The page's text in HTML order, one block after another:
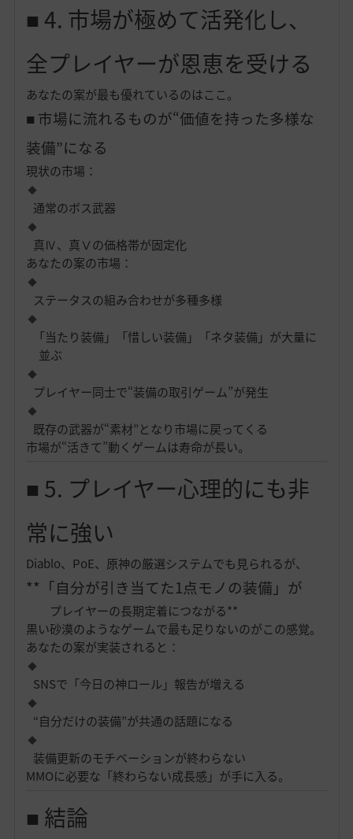
■ 4. 市場が極めて活発化し、
全プレイヤーが恩恵を受ける
あなたの案が最も優れているのはここ。
■ 市場に流れるものが“価値を持った多様な
装備”になる
現状の市場：
通常のボス武器
真Ⅳ、真Ⅴの価格帯が固定化
あなたの案の市場：
ステータスの組み合わせが多種多様
「当たり装備」「惜しい装備」「ネタ装備」が大量に
並ぶ
プレイヤー同士で“装備の取引ゲーム”が発生
既存の武器が“素材”となり市場に戻ってくる
市場が“活きて”動くゲームは寿命が長い。
■ 5. プレイヤー心理的にも非
常に強い
Diablo、PoE、原神の厳選システムでも見られるが、
**「自分が引き当てた1点モノの装備」が
プレイヤーの長期定着につながる**
黒い砂漠のようなゲームで最も足りないのがこの感覚。
あなたの案が実装されると：
SNSで「今日の神ロール」報告が増える
“自分だけの装備”が共通の話題になる
装備更新のモチベーションが終わらない
MMOに必要な「終わらない成長感」が手に入る。
■ 結論